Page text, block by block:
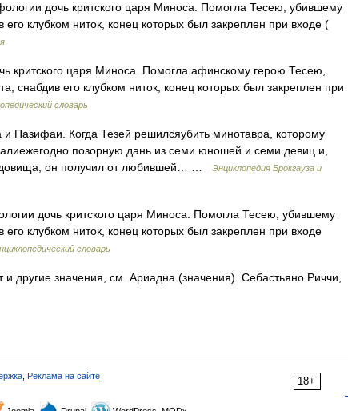
дочь критского царя Миноса. Помогла Тесею, убившему
клубком ниток, конец которых был закреплен при входе (
критского царя Миноса. Помогла афинскому герою Тесею,
снабдив его клубком ниток, конец которых был закреплен при
словарь
Пазифаи. Когда Тезей решилсяубить минотавра, которому
позорную дань из семи юношей и семи девиц и,
он получил от любившей… …
Энциклопедия Брокгауза и
дочь критского царя Миноса. Помогла Тесею, убившему
клубком ниток, конец которых был закреплен при входе
словарь
другие значения, см. Ариадна (значения). Себастьяно Риччи,
18+
Реклама на сайте